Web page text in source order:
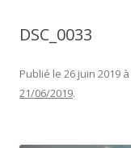
DSC_0033
Publié le 26 juin 2019 à
21/06/2019.